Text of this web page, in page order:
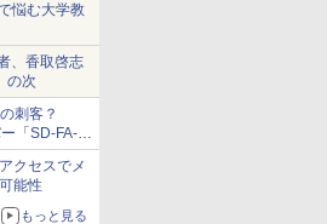
悩む大学教
、香取啓志
の次
の刺客？
「SD-FA-
クと比較し
ビュー 第
クセスでメ
可能性
もっと見る